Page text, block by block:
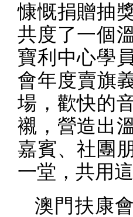
慷慨捐贈抽
共度了一個
寶利中心學
會年度賣旗
場，歡快的
襯，營造出
嘉賓、社團
一堂，共用
澳門扶康